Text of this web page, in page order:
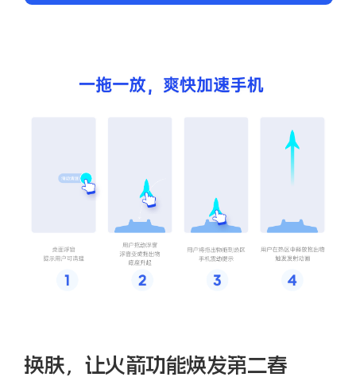
换肤，让火箭功能焕发第二春